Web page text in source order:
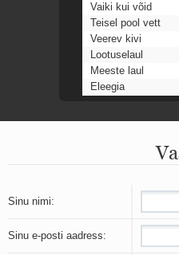
Vaiki kui võid
Teisel pool vett
Veerev kivi
Lootuselaul
Meeste laul
Eleegia
Ahtumine
Mu isamaa on
Ih-ih-hii ja ah-ah-
Päikeselapsed
Sinu nimi:
Sinu e-posti aadress: